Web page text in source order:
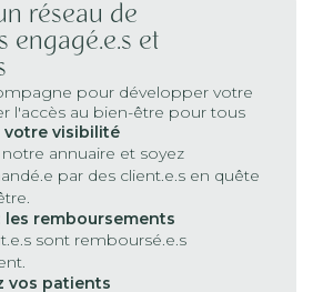
réseau de
engagé.e.s et
pour développer votre
l'accès au bien-être pour tous
votre visibilité
annuaire et soyez
par des client.e.s en quête
les remboursements
sont remboursé.e.s
vos patients